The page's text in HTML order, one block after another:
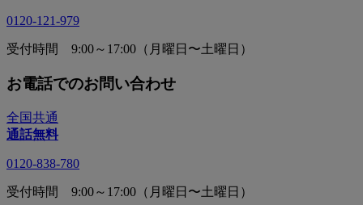
0120-121-979
受付時間 9:00～17:00（月曜日〜土曜日）
お電話でのお問い合わせ
全国共通
通話無料
0120-838-780
受付時間 9:00～17:00（月曜日〜土曜日）